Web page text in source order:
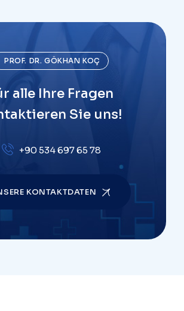
PROF. DR. GÖKHAN KOÇ
alle Ihre Fragen
Sie uns!
+90 534 697 65 78
KONTAKTDATEN